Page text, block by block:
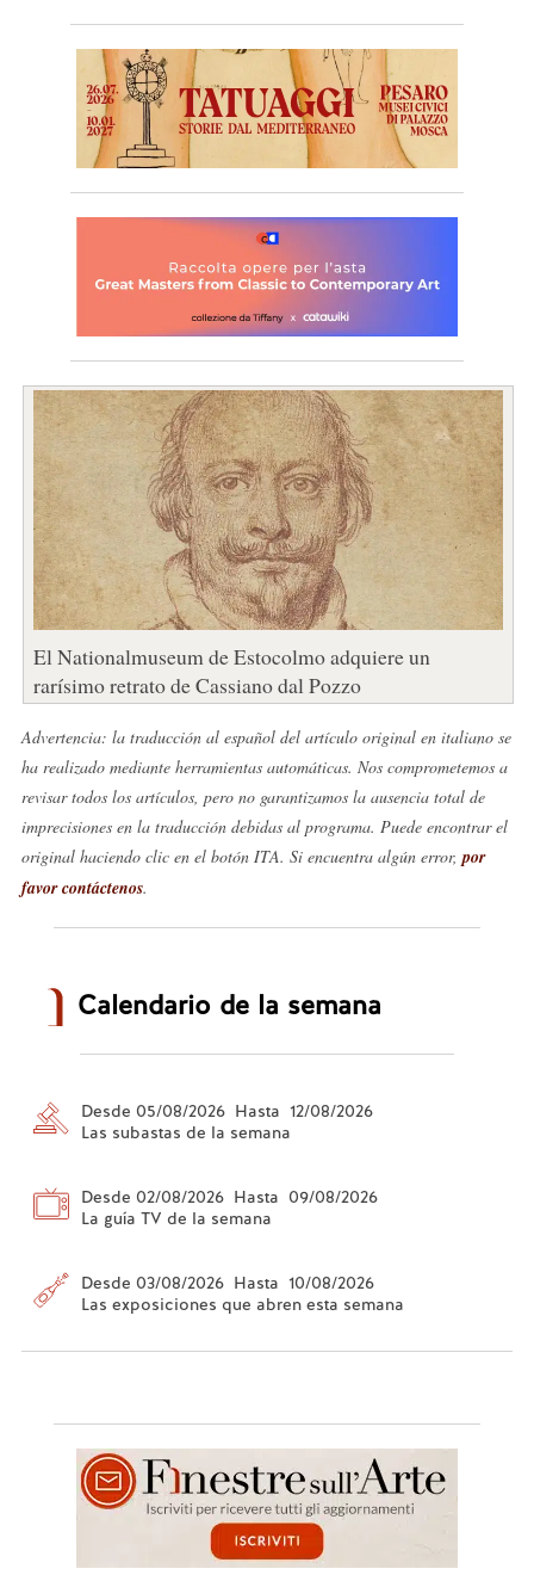
El Nationalmuseum de Estocolmo adquiere un
rarísimo retrato de Cassiano dal Pozzo
Advertencia: la traducción al español del artículo original en italiano se
ha realizado mediante herramientas automáticas. Nos comprometemos a
revisar todos los artículos, pero no garantizamos la ausencia total de
imprecisiones en la traducción debidas al programa. Puede encontrar el
original haciendo clic en el botón ITA. Si encuentra algún error, por
favor contáctenos.
Calendario de la semana
Desde 05/08/2026 Hasta 12/08/2026
Las subastas de la semana
Desde 02/08/2026 Hasta 09/08/2026
La guía TV de la semana
Desde 03/08/2026 Hasta 10/08/2026
Las exposiciones que abren esta semana